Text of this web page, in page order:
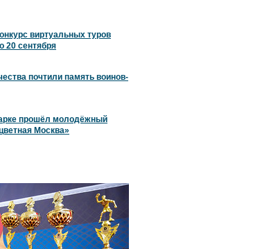
виртуальных туров
20 сентября
почтили память воинов-
прошёл молодёжный
Москва»